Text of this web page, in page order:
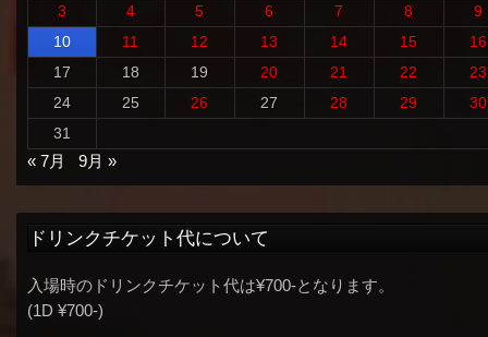
3
4 5 6 7 8
9
10
11 12 13 14 15
16
17
18 19 20 21 22
23
24
25 26 27 28 29
30
31
« 7月
9月 »
ドリンクチケット代について
入場時のドリンクチケット代は¥700-となります。
(1D ¥700-)